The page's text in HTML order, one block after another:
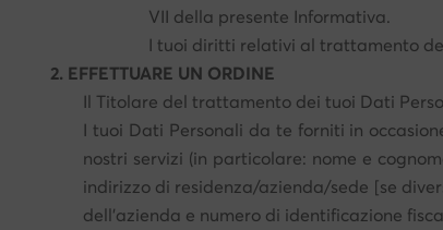
VII della presente Informativa.
I tuoi diritti relativi al trattamento
2. EFFETTUARE UN ORDINE
Il Titolare del trattamento dei tuoi Dati
I tuoi Dati Personali da te forniti in
nostri servizi (in particolare: nome e
indirizzo di residenza/azienda/sede [se
dell'azienda e numero di identificazione